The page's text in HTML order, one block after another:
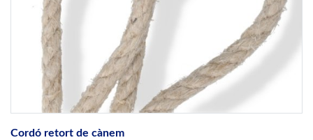
Cordó retort de cànem